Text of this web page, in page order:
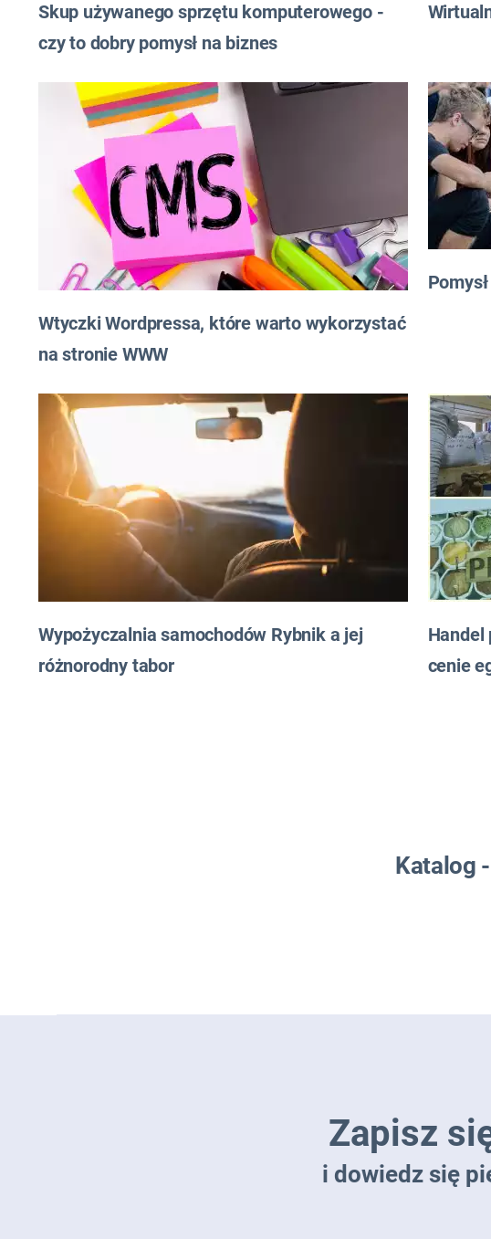
Skup używanego sprzętu komputerowego -
czy to dobry pomysł na biznes
Wtyczki Wordpressa, które warto wykorzystać
na stronie WWW
Wypożyczalnia samochodów Rybnik a jej
różnorodny tabor
Handel
cenie
Katalog
Zapisz
i dowiedz się